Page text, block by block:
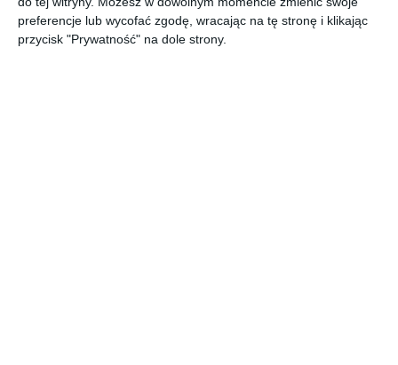
preferencje lub wycofać zgodę, wracając na tę stronę i klikając
przycisk "Prywatność" na dole strony.
DODAJ DO ULUBIONYCH
UDOSTĘPNIJ